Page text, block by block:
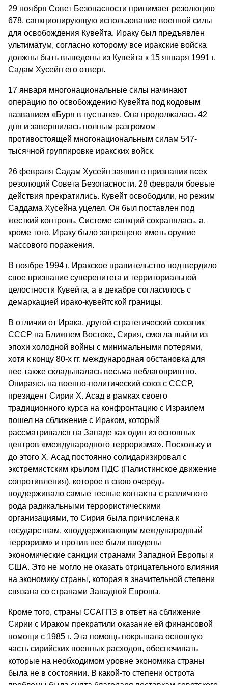
29 ноября Совет Безопасности принимает резолюцию
678, санкционирующую использование военной силы
для освобождения Кувейта. Ираку был предъявлен
ультиматум, согласно которому все иракские войска
должны быть выведены из Кувейта к 15 января 1991 г.
Садам Хусейн его отверг.
17 января многонациональные силы начинают
операцию по освобождению Кувейта под кодовым
названием «Буря в пустыне». Она продолжалась 42
дня и завершилась полным разгромом
противостоящей многонациональным силам 547-
тысячной группировке иракских войск.
26 февраля Садам Хусейн заявил о признании всех
резолюций Совета Безопасности. 28 февраля боевые
действия прекратились. Кувейт освободили, но режим
Саддама Хусейна уцелел. Он был поставлен под
жесткий контроль. Системе санкций сохранялась, а,
кроме того, Ираку было запрещено иметь оружие
массового поражения.
В ноябре 1994 г. Иракское правительство подтвердило
свое признание суверенитета и территориальной
целостности Кувейта, а в декабре согласилось с
демаркацией ирако-кувейтской границы.
В отличии от Ирака, другой стратегический союзник
СССР на Ближнем Востоке, Сирия, смогла выйти из
эпохи холодной войны с минимальными потерями,
хотя к концу 80-х гг. международная обстановка для
нее также складывалась весьма неблагоприятно.
Опираясь на военно-политический союз с СССР,
президент Сирии Х. Асад в рамках своего
традиционного курса на конфронтацию с Израилем
пошел на сближение с Ираком, который
рассматривался на Западе как один из основных
центров «международного терроризма». Поскольку и
до этого Х. Асад постоянно солидаризировал с
экстремистским крылом ПДС (Палистинское движение
сопротивления), которое в свою очередь
поддерживало самые тесные контакты с различного
рода радикальными террористическими
организациями, то Сирия была причислена к
государствам, «поддерживающим международный
терроризм» и против нее были введены
экономические санкции странами Западной Европы и
США. Это не могло не оказать отрицательного влияния
на экономику страны, которая в значительной степени
связана со странами Западной Европы.
Кроме того, страны ССАГПЗ в ответ на сближение
Сирии с Ираком прекратили оказание ей финансовой
помощи с 1985 г. Эта помощь покрывала основную
часть сирийских военных расходов, обеспечивать
которые на необходимом уровне экономика страны
была не в состоянии. В какой-то степени острота